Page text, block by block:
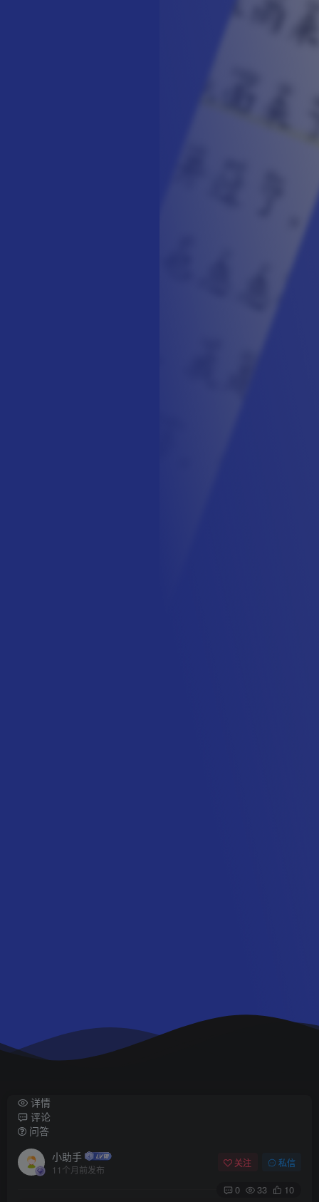
详情
评论
问答
小助手
11个月前发布
关注 私信
0 33 10